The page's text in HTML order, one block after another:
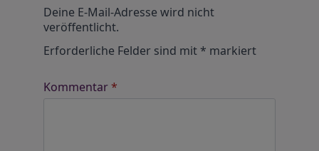
Deine E-Mail-Adresse wird nicht
veröffentlicht.
Erforderliche Felder sind mit* markiert
Kommentar*